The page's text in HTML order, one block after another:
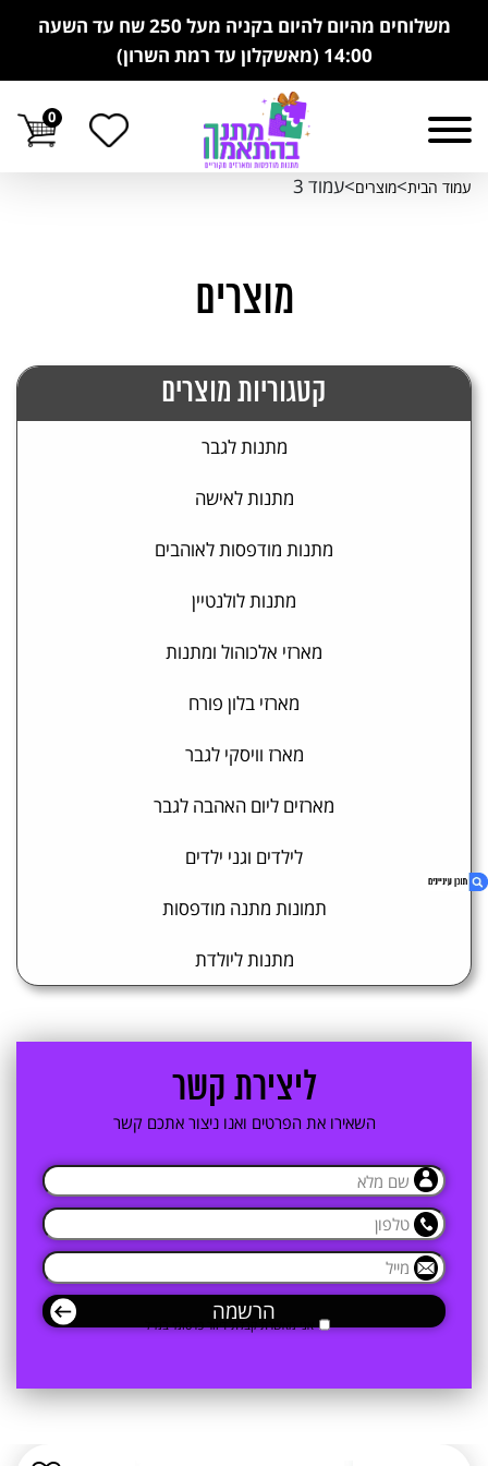
1. מוצרים
2. ליצירת קשר
משלוחים מהיום להיום בקניה מעל 250 שח עד השעה
14:00 (מאשקלון עד רמת השרון)
0
עמוד הבית>מוצרים>עמוד 3
מוצרים
קטגוריות מוצרים
מתנות לגבר
מתנות לאישה
מתנות מודפסות לאוהבים
מתנות לולנטיין
מארזי אלכוהול ומתנות
מארזי בלון פורח
מארז וויסקי לגבר
מארזים ליום האהבה לגבר
לילדים וגני ילדים
תמונות מתנה מודפסות
מתנות ליולדת
ליצירת קשר
השאירו את הפרטים ואנו ניצור אתכם קשר
אני מאשרת קבלת דיוור פרסומי במייל